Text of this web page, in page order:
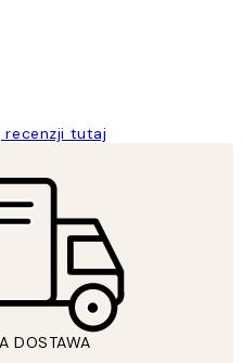
recenzji tutaj
DOSTAWA